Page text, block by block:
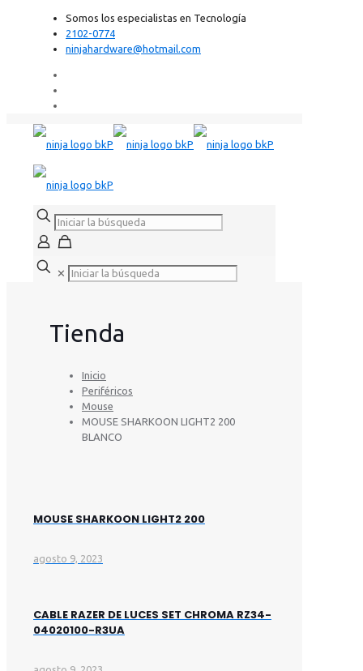
Somos los especialistas en Tecnología
2102-0774
ninjahardware@hotmail.com
✕
Tienda
Inicio
Periféricos
Mouse
MOUSE SHARKOON LIGHT2 200
BLANCO
MOUSE SHARKOON LIGHT2 200
agosto 9, 2023
CABLE RAZER DE LUCES SET CHROMA RZ34-
04020100-R3UA